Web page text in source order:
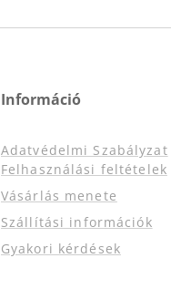
Információ
Adatvédelmi Szabályzat
Felhasználási feltételek
Vásárlás menete
Szállítási információk
Gyakori kérdések